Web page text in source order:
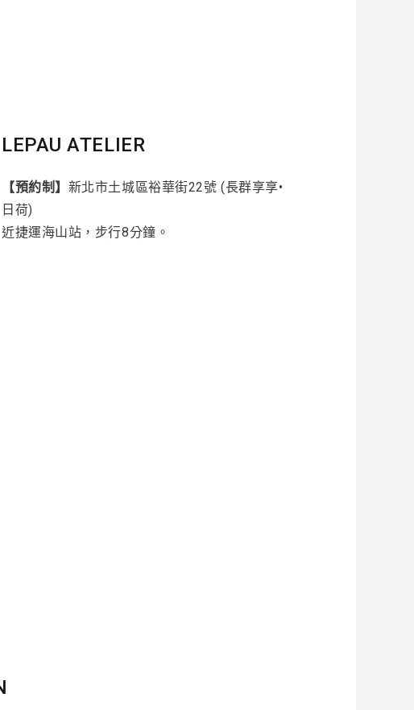
LEPAU ATELIER
【預約制】 新北市土城區裕華街22號 (長群享享•
日荷)
近捷運海山站，步行8分鐘。